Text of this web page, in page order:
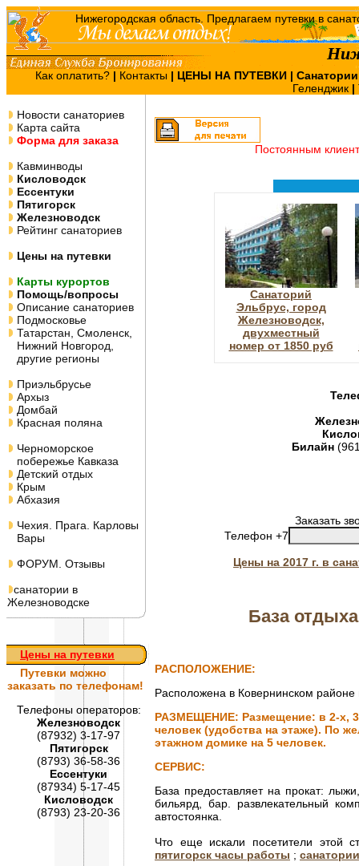
Как оплатить? | Контакты | ЦЕНЫ НА ПУТЕВКИ |
Геленджик |
Новости санаториев
Карта сайта
Форма для заказа
Кавминводы
Кисловодск
Ессентуки
Пятигорск
Железноводск
Рейтинг санаториев
Цены на путевки
Карты курортов
Помощь/вопросы
Описание санаториев
Подмосковье
Татарстан, Смоленск,
Нижний Новгород,
другие регионы
Приэльбрусье
Архыз
Домбай
Красная поляна
Черноморское
побережье Кавказа
Детский отдых
Крым
Абхазия
Чехия. Прага. Карловы
Вары
ФОРУМ. Отзывы
санатории в
Железноводске
Цены на путевки
Путевки можно
заказать по телефонам!
Телефоны операторов:
Железноводск
(87932) 3-17-97
Пятигорск
(8793) 36-58-36
Ессентуки
(87934) 5-17-45
Кисловодск
(8793) 23-20-36
Постоянным
Санаторий
Эльбрус, город
Железноводск,
двухместный
номер от 1850 руб
Билайн
Заказать
Телефон +7
Цены на 2017 г. в
База
РАСПОЛОЖЕНИЕ:
Расположена в Ковернинском
РАЗМЕЩЕНИЕ: Размещение: в 2-х,
человек (удобства на этаже). По
этажном домике на 5 человек.
СЕРВИС:
База предоставляет на прокат:
бильярд, бар. развлекательный
автостоянка.
Что еще искали посетители этой
пятигорск часы работы ;